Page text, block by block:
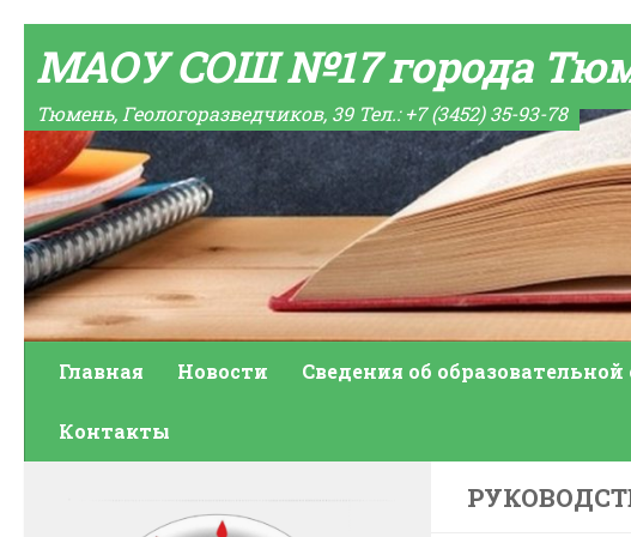
МАОУ СОШ №17 города
Тюмень, Геологоразведчиков, 39 Тел.: +7 (3452) 35-93-78
Главная Новости Сведения об
Контакты